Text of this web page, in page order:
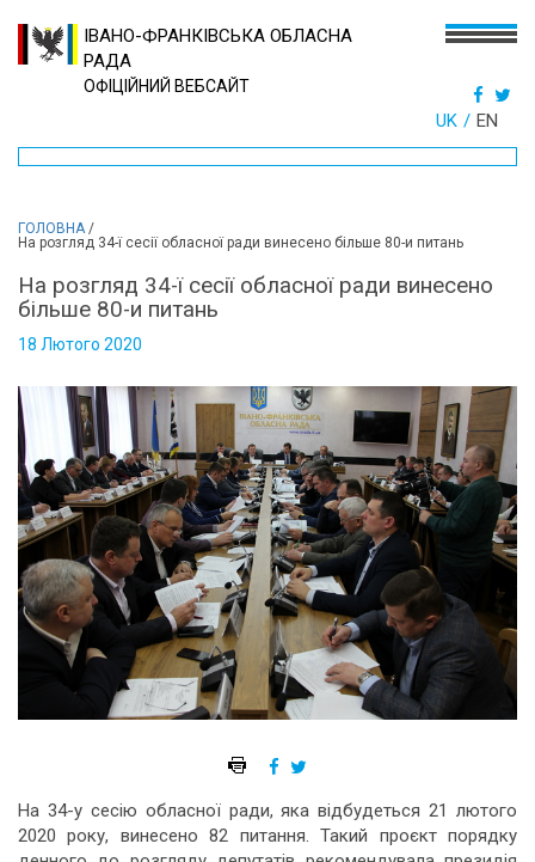
ІВАНО-ФРАНКІВСЬКА ОБЛАСНА
РАДА
ОФІЦІЙНИЙ ВЕБСАЙТ
UK EN
ГОЛОВНА/
На розгляд 34-ї сесії обласної ради винесено більше 80-и питань
На розгляд 34-ї сесії обласної ради винесено
більше 80-и питань
18 Лютого 2020
На 34-у сесію обласної ради, яка відбудеться 21 лютого
2020 року, винесено 82 питання. Такий проєкт порядку